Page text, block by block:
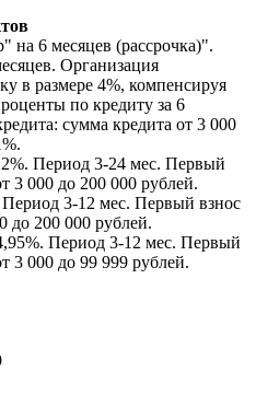
6 месяцев (рассрочка)".
Организация
в размере 4%, компенсируя
по кредиту за 6
сумма кредита от 3 000
Период 3-24 мес. Первый
3 000 до 200 000 рублей.
3-12 мес. Первый взнос
до 200 000 рублей.
Период 3-12 мес. Первый
3 000 до 99 999 рублей.